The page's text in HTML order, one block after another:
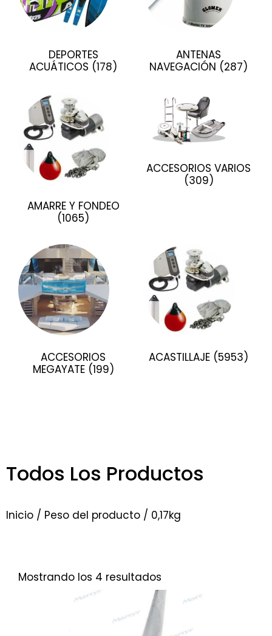
DEPORTES
ACUÁTICOS (178)
ANTENAS
NAVEGACIÓN (287)
AMARRE Y FONDEO
(1065)
ACCESORIOS VARIOS
(309)
ACCESORIOS
MEGAYATE (199)
ACASTILLAJE (5953)
Todos Los Productos
Inicio / Peso del producto / 0,17kg
Mostrando los 4 resultados